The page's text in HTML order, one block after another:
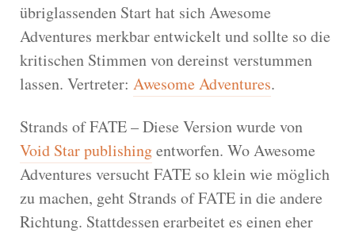
übriglassenden Start hat sich Awesome
Adventures merkbar entwickelt und sollte so die
kritischen Stimmen von dereinst verstummen
lassen. Vertreter: Awesome Adventures.
Strands of FATE – Diese Version wurde von
Void Star publishingentworfen. Wo Awesome
Adventures versucht FATE so klein wie möglich
zu machen, geht Strands of FATE in die andere
Richtung. Stattdessen erarbeitet es einen eher